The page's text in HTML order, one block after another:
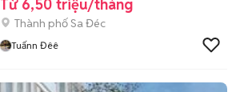
Từ 6,50 triệu/tháng
Thành phố Sa Đéc
Tuấnn Đêê